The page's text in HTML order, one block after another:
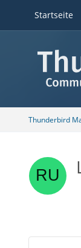
Startseite
Thunderbird